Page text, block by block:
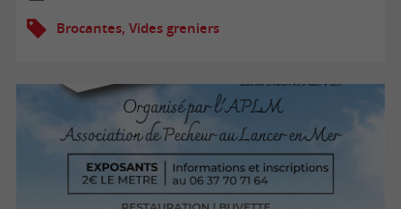
Brocantes, Vides greniers